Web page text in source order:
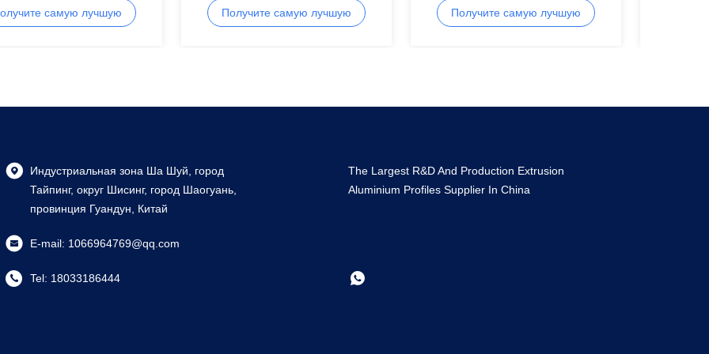
самую лучшую
Получите самую лучшую
алюминиевых профилей
Получите самую лучшую
Индустриальная зона Ша Шуй, город
Тайпинг, округ Шисинг, город Шаогуань,
провинция Гуандун, Китай
E-mail: 1066964769@qq.com
Tel: 18033186444
The Largest R&D And Production Extrusion
Aluminium Profiles Supplier In China